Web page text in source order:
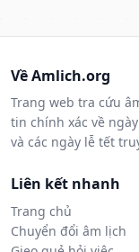
Về Amlich.org
Trang web tra cứu
tin chính xác về
và các ngày lễ tết
Liên kết nhanh
Trang chủ
Chuyển đổi âm lịch